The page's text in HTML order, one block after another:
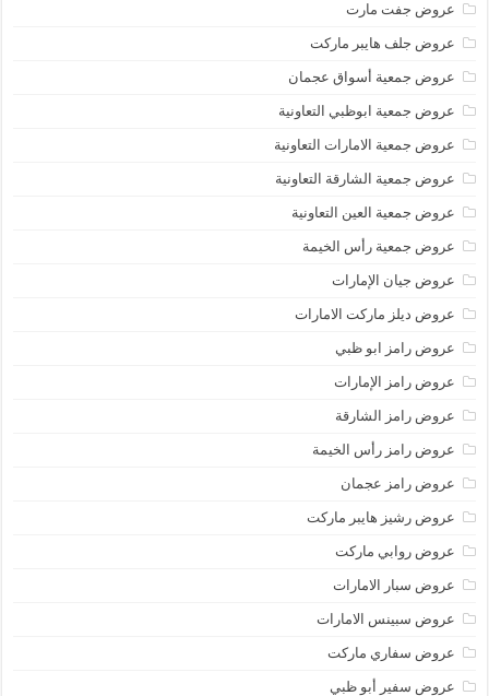
عروض جفت مارت
عروض جلف هايبر ماركت
عروض جمعية أسواق عجمان
عروض جمعية ابوظبي التعاونية
عروض جمعية الامارات التعاونية
عروض جمعية الشارقة التعاونية
عروض جمعية العين التعاونية
عروض جمعية رأس الخيمة
عروض جيان الإمارات
عروض ديلز ماركت الامارات
عروض رامز ابو ظبي
عروض رامز الإمارات
عروض رامز الشارقة
عروض رامز رأس الخيمة
عروض رامز عجمان
عروض رشيز هايبر ماركت
عروض روابي ماركت
عروض سبار الامارات
عروض سبينس الامارات
عروض سفاري ماركت
عروض سفير أبو ظبي